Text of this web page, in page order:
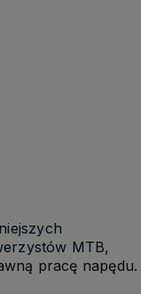
MTB,
pracę napędu.